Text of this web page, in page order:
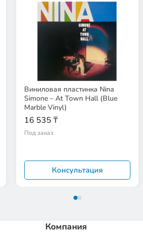
Виниловая пластинка Nina
Simone – At Town Hall (Blue
Marble Vinyl)
16 535 ₸
Под заказ
Консультация
Компания